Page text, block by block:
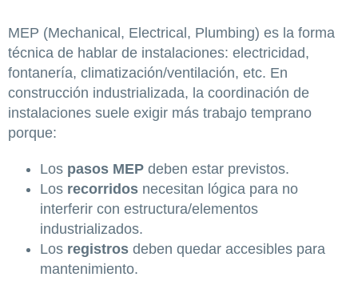
MEP (Mechanical, Electrical, Plumbing) es la forma
técnica de hablar de instalaciones: electricidad,
fontanería, climatización/ventilación, etc. En
construcción industrializada, la coordinación de
instalaciones suele exigir más trabajo temprano
porque:
Los pasos MEP deben estar previstos.
Los recorridos necesitan lógica para no
interferir con estructura/elementos
industrializados.
Los registros deben quedar accesibles para
mantenimiento.